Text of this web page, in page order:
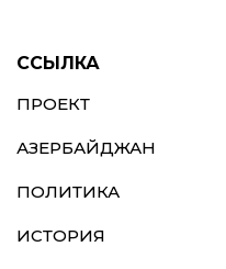
ССЫЛКА
ПРОЕКТ
АЗЕРБАЙДЖАН
ПОЛИТИКА
ИСТОРИЯ